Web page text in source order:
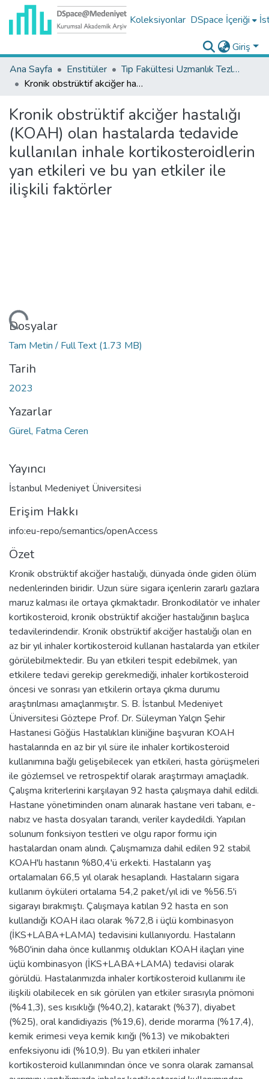
Koleksiyonlar DSpace İçeriği
Giriş
Ana Sayfa
Enstitüler
Tıp Fakültesi Uzmanlık Tezleri
Kronik obstrüktif akciğer hastalığı (KOAH) olan hastalarda tedavide kullanılan inhale kortikosteroidlerin yan etkileri ve bu yan etkiler ile ilişkili faktörler
Kronik obstrüktif akciğer hastalığı
(KOAH) olan hastalarda tedavide
kullanılan inhale kortikosteroidlerin
yan etkileri ve bu yan etkiler ile
ilişkili faktörler
Dosyalar
Tam Metin / Full Text (1.73 MB)
Tarih
2023
Yazarlar
Gürel, Fatma Ceren
Yayıncı
İstanbul Medeniyet Üniversitesi
Erişim Hakkı
info:eu-repo/semantics/openAccess
Özet
Kronik obstrüktif akciğer hastalığı, dünyada önde giden ölüm
nedenlerinden biridir. Uzun süre sigara içenlerin zararlı gazlara
maruz kalması ile ortaya çıkmaktadır. Bronkodilatör ve inhaler
kortikosteroid, kronik obstrüktif akciğer hastalığının başlıca
tedavilerindendir. Kronik obstrüktif akciğer hastalığı olan en
az bir yıl inhaler kortikosteroid kullanan hastalarda yan etkiler
görülebilmektedir. Bu yan etkileri tespit edebilmek, yan
etkilere tedavi gerekip gerekmediği, inhaler kortikosteroid
öncesi ve sonrası yan etkilerin ortaya çıkma durumu
araştırılması amaçlanmıştır. S. B. İstanbul Medeniyet
Üniversitesi Göztepe Prof. Dr. Süleyman Yalçın Şehir
Hastanesi Göğüs Hastalıkları kliniğine başvuran KOAH
hastalarında en az bir yıl süre ile inhaler kortikosteroid
kullanımına bağlı gelişebilecek yan etkileri, hasta görüşmeleri
ile gözlemsel ve retrospektif olarak araştırmayı amaçladık.
Çalışma kriterlerini karşılayan 92 hasta çalışmaya dahil edildi.
Hastane yönetiminden onam alınarak hastane veri tabanı, e-
nabız ve hasta dosyaları tarandı, veriler kaydedildi. Yapılan
solunum fonksiyon testleri ve olgu rapor formu için
hastalardan onam alındı. Çalışmamıza dahil edilen 92 stabil
KOAH'lı hastanın %80,4'ü erkekti. Hastaların yaş
ortalamaları 66,5 yıl olarak hesaplandı. Hastaların sigara
kullanım öyküleri ortalama 54,2 paket/yıl idi ve %56.5'i
sigarayı bırakmıştı. Çalışmaya katılan 92 hasta en son
kullandığı KOAH ilacı olarak %72,8 i üçlü kombinasyon
(İKS+LABA+LAMA) tedavisini kullanıyordu. Hastaların
%80'inin daha önce kullanmış oldukları KOAH ilaçları yine
üçlü kombinasyon (İKS+LABA+LAMA) tedavisi olarak
görüldü. Hastalarımızda inhaler kortikosteroid kullanımı ile
ilişkili olabilecek en sık görülen yan etkiler sırasıyla pnömoni
(%41,3), ses kısıklığı (%40,2), katarakt (%37), diyabet
(%25), oral kandidiyazis (%19,6), deride morarma (%17,4),
kemik erimesi veya kemik kırığı (%13) ve mikobakteri
enfeksiyonu idi (%10,9). Bu yan etkileri inhaler
kortikosteroid kullanımından önce ve sonra olarak zamansal